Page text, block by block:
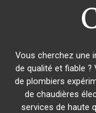
Vous cherchez une
de qualité et fiable
de plombiers
de chaudières
services de haute